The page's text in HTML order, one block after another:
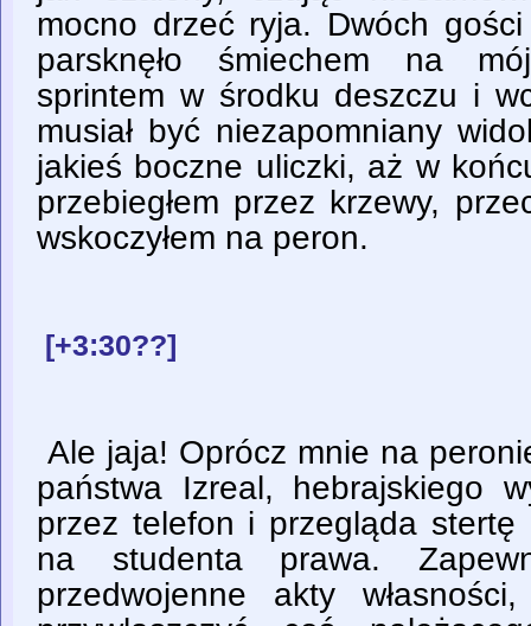
mocno drzeć ryja. Dwóch
parsknęło śmiechem na
sprintem w środku deszczu i
musiał być niezapomniany
jakieś boczne uliczki, aż w
przebiegłem przez krzewy,
wskoczyłem na peron.
[+3:30??]
Ale jaja! Oprócz mnie na
państwa Izreal, hebrajskiego
przez telefon i przegląda stertę
na studenta prawa.
przedwojenne akty